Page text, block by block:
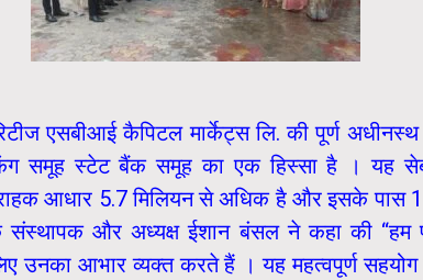
एसबीआई कैपिटल मार्केट्स लि. की पूर्ण
समूह स्टेट बैंक समूह का एक हिस्सा है । यह
ग्राहक आधार 5.7 मिलियन से अधिक है और इसके पास
और अध्यक्ष ईशान बंसल ने कहा की “हम
उनका आभार व्यक्त करते हैं । यह महत्वपूर्ण